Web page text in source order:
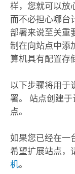
样，您就可以放
而不必担心哪台
部署来说至关重
制在向站点中添
算机具有配置存
以下步骤将用于
署。 站点创建
点。
如果您已经在一
希望扩展站点，
机。